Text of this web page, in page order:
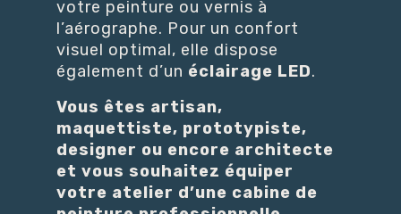
votre peinture ou vernis à
l’aérographe. Pour un confort
visuel optimal, elle dispose
également d’un éclairage LED.
Vous êtes artisan,
maquettiste, prototypiste,
designer ou encore architecte
et vous souhaitez équiper
votre atelier d’une cabine de